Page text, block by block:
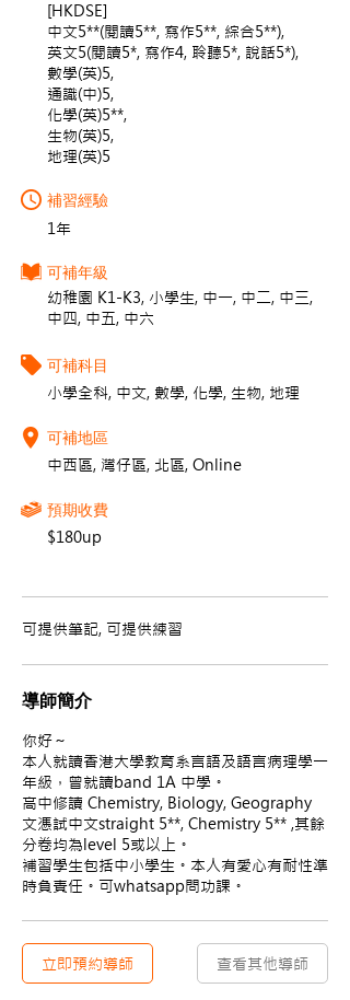
[HKDSE]
中文5**(閱讀5**, 寫作5**, 綜合5**),
英文5(閱讀5*, 寫作4, 聆聽5*, 說話5*),
數學(英)5,
通識(中)5,
化學(英)5**,
生物(英)5,
地理(英)5
補習經驗
1年
可補年級
幼稚園 K1-K3, 小學生, 中一, 中二, 中三,
中四, 中五, 中六
可補科目
小學全科, 中文, 數學, 化學, 生物, 地理
可補地區
中西區, 灣仔區, 北區, Online
預期收費
$180up
可提供筆記, 可提供練習
導師簡介
你好～
本人就讀香港大學教育系言語及語言病理學一
年級，曾就讀band 1A 中學。
高中修讀 Chemistry, Biology, Geography
文憑試中文straight 5**, Chemistry 5** ,其餘
分卷均為level 5或以上。
補習學生包括中小學生。本人有愛心有耐性準
時負責任。可whatsapp問功課。
立即預約導師 查看其他導師